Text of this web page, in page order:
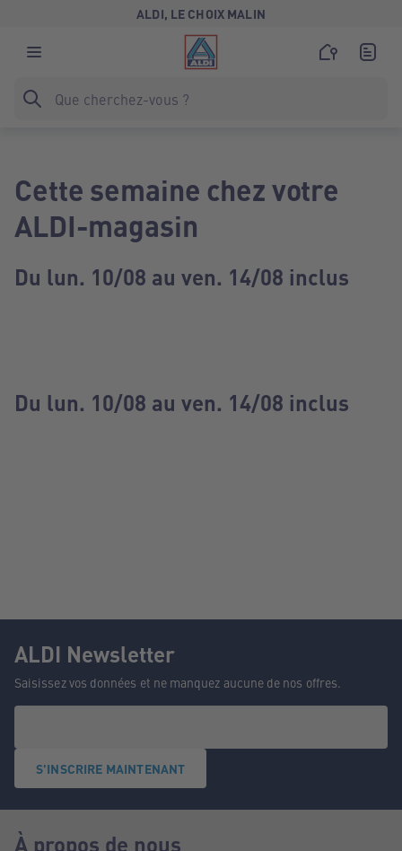
ALDI, LE CHOIX MALIN
Cette semaine chez votre
ALDI-magasin
Du lun. 10/08 au ven. 14/08 inclus
Du lun. 10/08 au ven. 14/08 inclus
ALDI Newsletter
Saisissez vos données et ne manquez aucune de nos offres.
S'INSCRIRE MAINTENANT
À propos de nous